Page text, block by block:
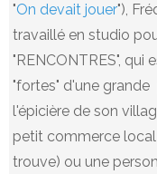
"On devait jouer"),
travaillé en studio
"RENCONTRES",
"fortes" d'une grande
l'épicière de son
petit commerce
trouve) ou une